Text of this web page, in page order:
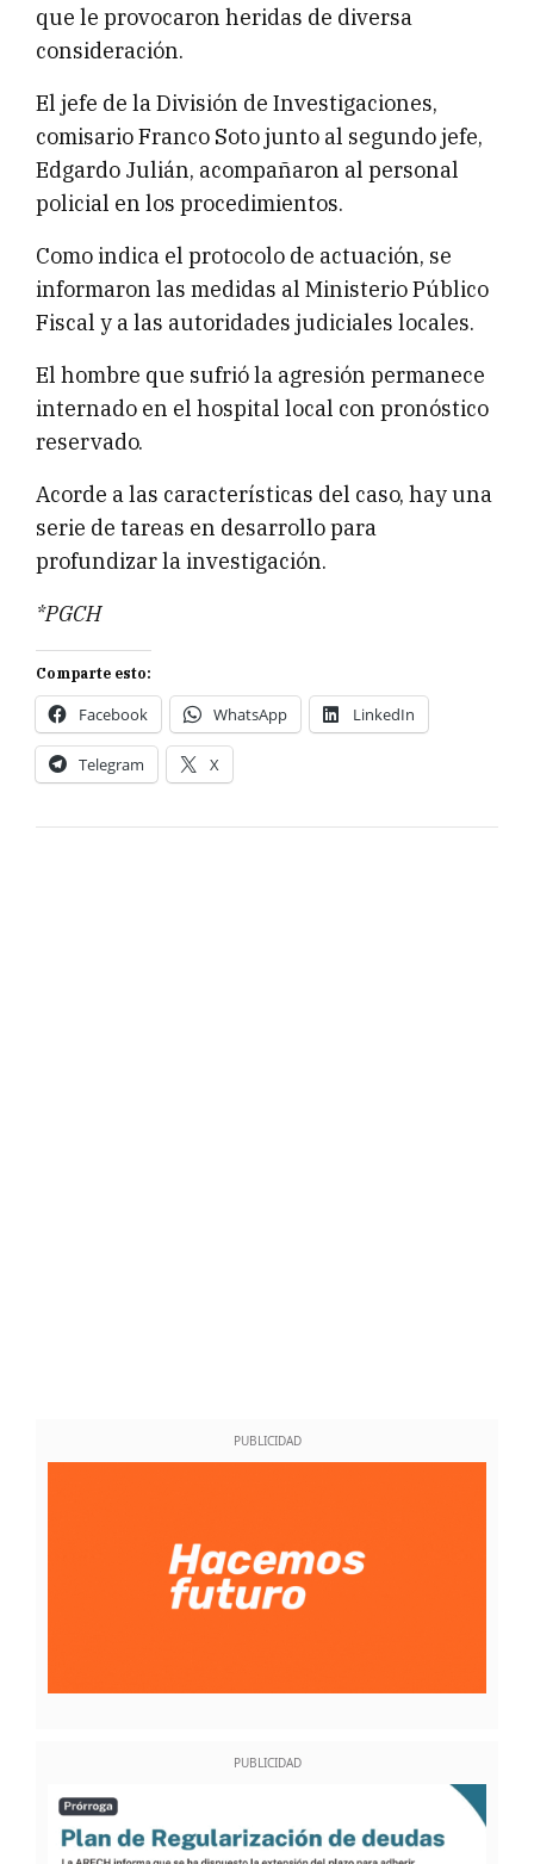
que le provocaron heridas de diversa
consideración.
El jefe de la División de Investigaciones,
comisario Franco Soto junto al segundo jefe,
Edgardo Julián, acompañaron al personal
policial en los procedimientos.
Como indica el protocolo de actuación, se
informaron las medidas al Ministerio Público
Fiscal y a las autoridades judiciales locales.
El hombre que sufrió la agresión permanece
internado en el hospital local con pronóstico
reservado.
Acorde a las características del caso, hay una
serie de tareas en desarrollo para
profundizar la investigación.
*PGCH
Comparte esto:
Facebook WhatsApp LinkedIn
Telegram X